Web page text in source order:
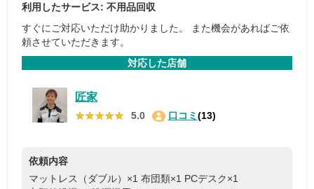
利用したサービス: 不用品回収
すぐにご対応いただけ助かりました。 また機会があればご依
頼させていただきます。
対応した店舗
匠家
★★★★★
★★★★★ 5.0 口コミ (13)
依頼内容
マットレス（ダブル）×1 布団類×1 PCデスク×1